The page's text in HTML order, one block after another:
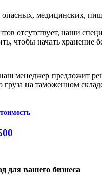
опасных, медицинских,
отсутствует, наши
чтобы начать хранение
наш менеджер предложит
груза на таможенном
для вашего бизнеса